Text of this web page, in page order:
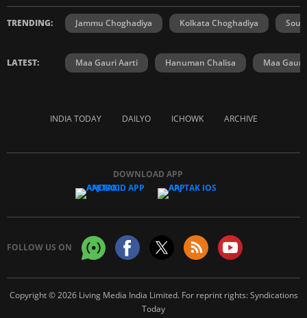
TRENDING: Jammu Choghadiya Kolkata Choghadiya
LATEST: Maa Gauri Aarti Hanuman Chalisa Maa Gauri
INDIA TODAY DAILYO ICHOWK ARCHIVE
DOWNLOAD APP
FOLLOW US ON
Copyright © 2026 Living Media India Limited. For reprint rights:Syndications
Today